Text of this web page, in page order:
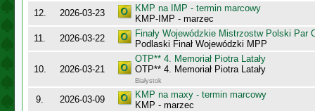
12. 2026-03-23
KMP na IMP - termin marcowy
KMP-IMP - marzec
11.
2026-03-22
Finały Wojewódzkie Mistrzostw Polski Par
Podlaski Finał Wojewódzki MPP
10. 2026-03-21
OTP** 4. Memoriał Piotra Latały
OTP** 4. Memoriał Piotra Latały
Białystok
9. 2026-03-09
KMP na maxy - termin marcowy
KMP - marzec